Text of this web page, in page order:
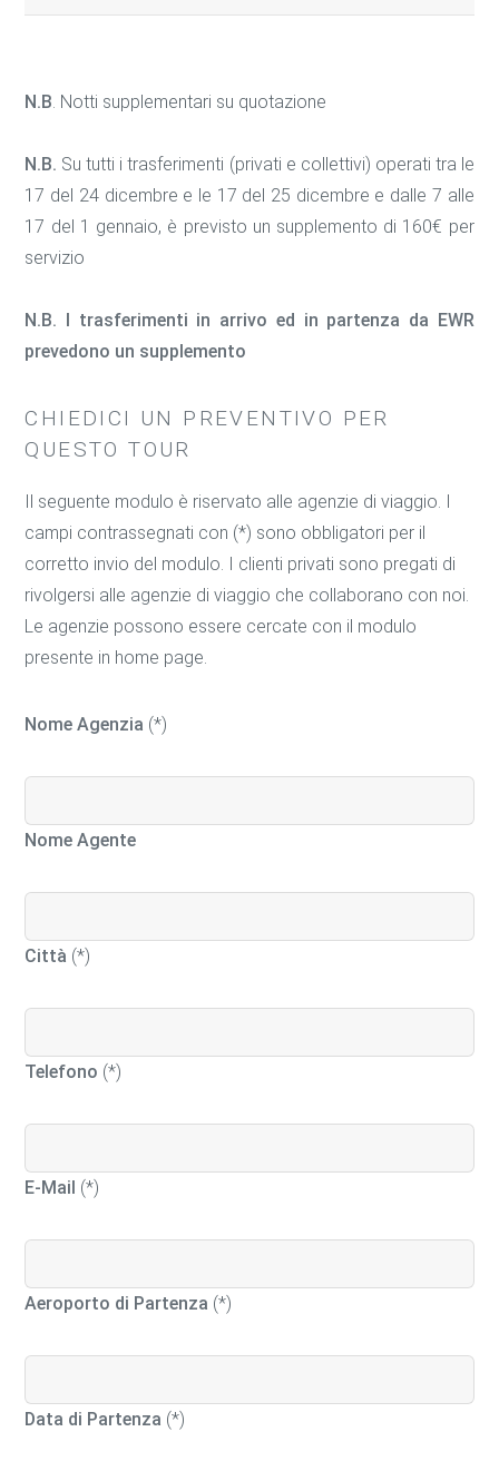
N.B. Notti supplementari su quotazione
N.B. Su tutti i trasferimenti (privati e collettivi) operati tra le
17 del 24 dicembre e le 17 del 25 dicembre e dalle 7 alle
17 del 1 gennaio, è previsto un supplemento di 160€ per
servizio
N.B. I trasferimenti in arrivo ed in partenza da EWR
prevedono un supplemento
CHIEDICI UN PREVENTIVO PER
QUESTO TOUR
Il seguente modulo è riservato alle agenzie di viaggio. I
campi contrassegnati con (*) sono obbligatori per il
corretto invio del modulo. I clienti privati sono pregati di
rivolgersi alle agenzie di viaggio che collaborano con noi.
Le agenzie possono essere cercate con il modulo
presente in home page.
Nome Agenzia (*)
Nome Agente
Città (*)
Telefono (*)
E-Mail (*)
Aeroporto di Partenza (*)
Data di Partenza (*)